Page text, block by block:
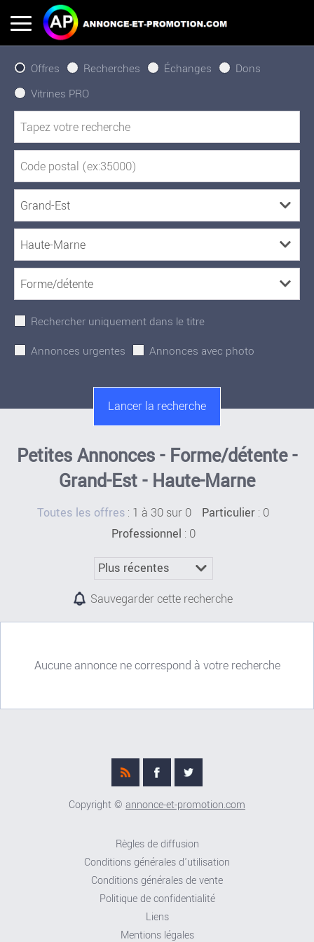
Offres Recherches Échanges
Dons
Vitrines PRO
Rechercher uniquement dans le titre
Annonces urgentes
Annonces avec photo
Petites Annonces - Forme/détente -
Grand-Est - Haute-Marne
Toutes les offres : 1 à 30 sur 0 Particulier : 0
Professionnel : 0
Sauvegarder cette recherche
Aucune annonce ne correspond à votre recherche
Copyright © annonce-et-promotion.com
Règles de diffusion
Conditions générales d'utilisation
Conditions générales de vente
Politique de confidentialité
Liens
Mentions légales